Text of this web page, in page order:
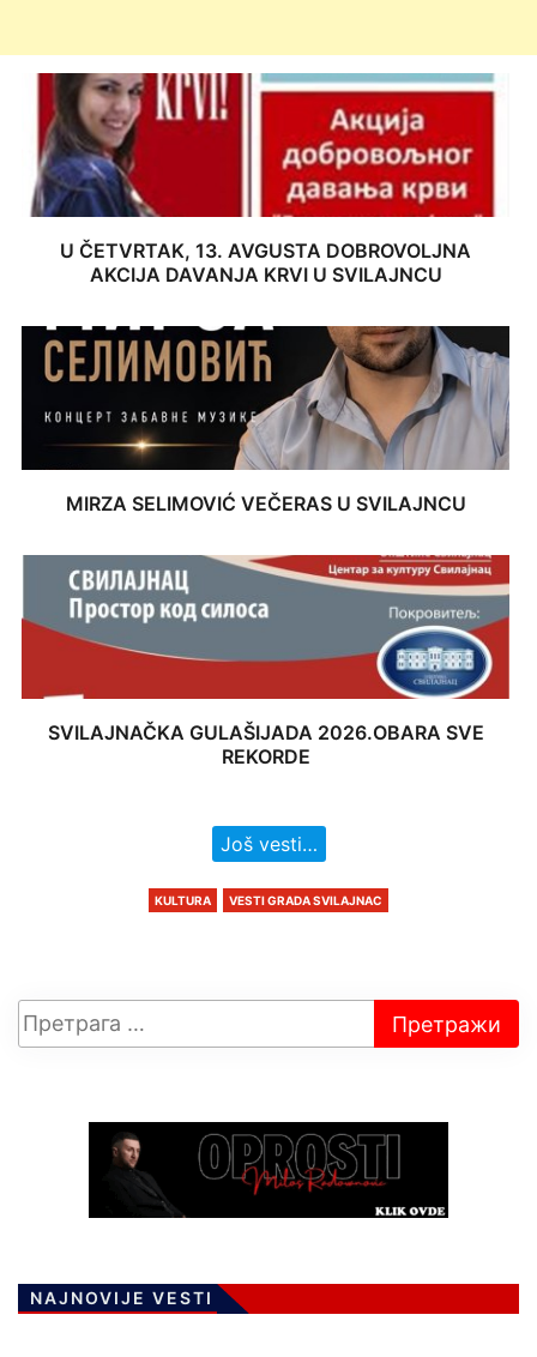
U ČETVRTAK, 13. AVGUSTA DOBROVOLJNA
AKCIJA DAVANJA KRVI U SVILAJNCU
MIRZA SELIMOVIĆ VEČERAS U SVILAJNCU
SVILAJNAČKA GULAŠIJADA 2026.OBARA SVE
REKORDE
Još vesti…
KULTURA VESTI GRADA SVILAJNAC
NAJNOVIJE VESTI